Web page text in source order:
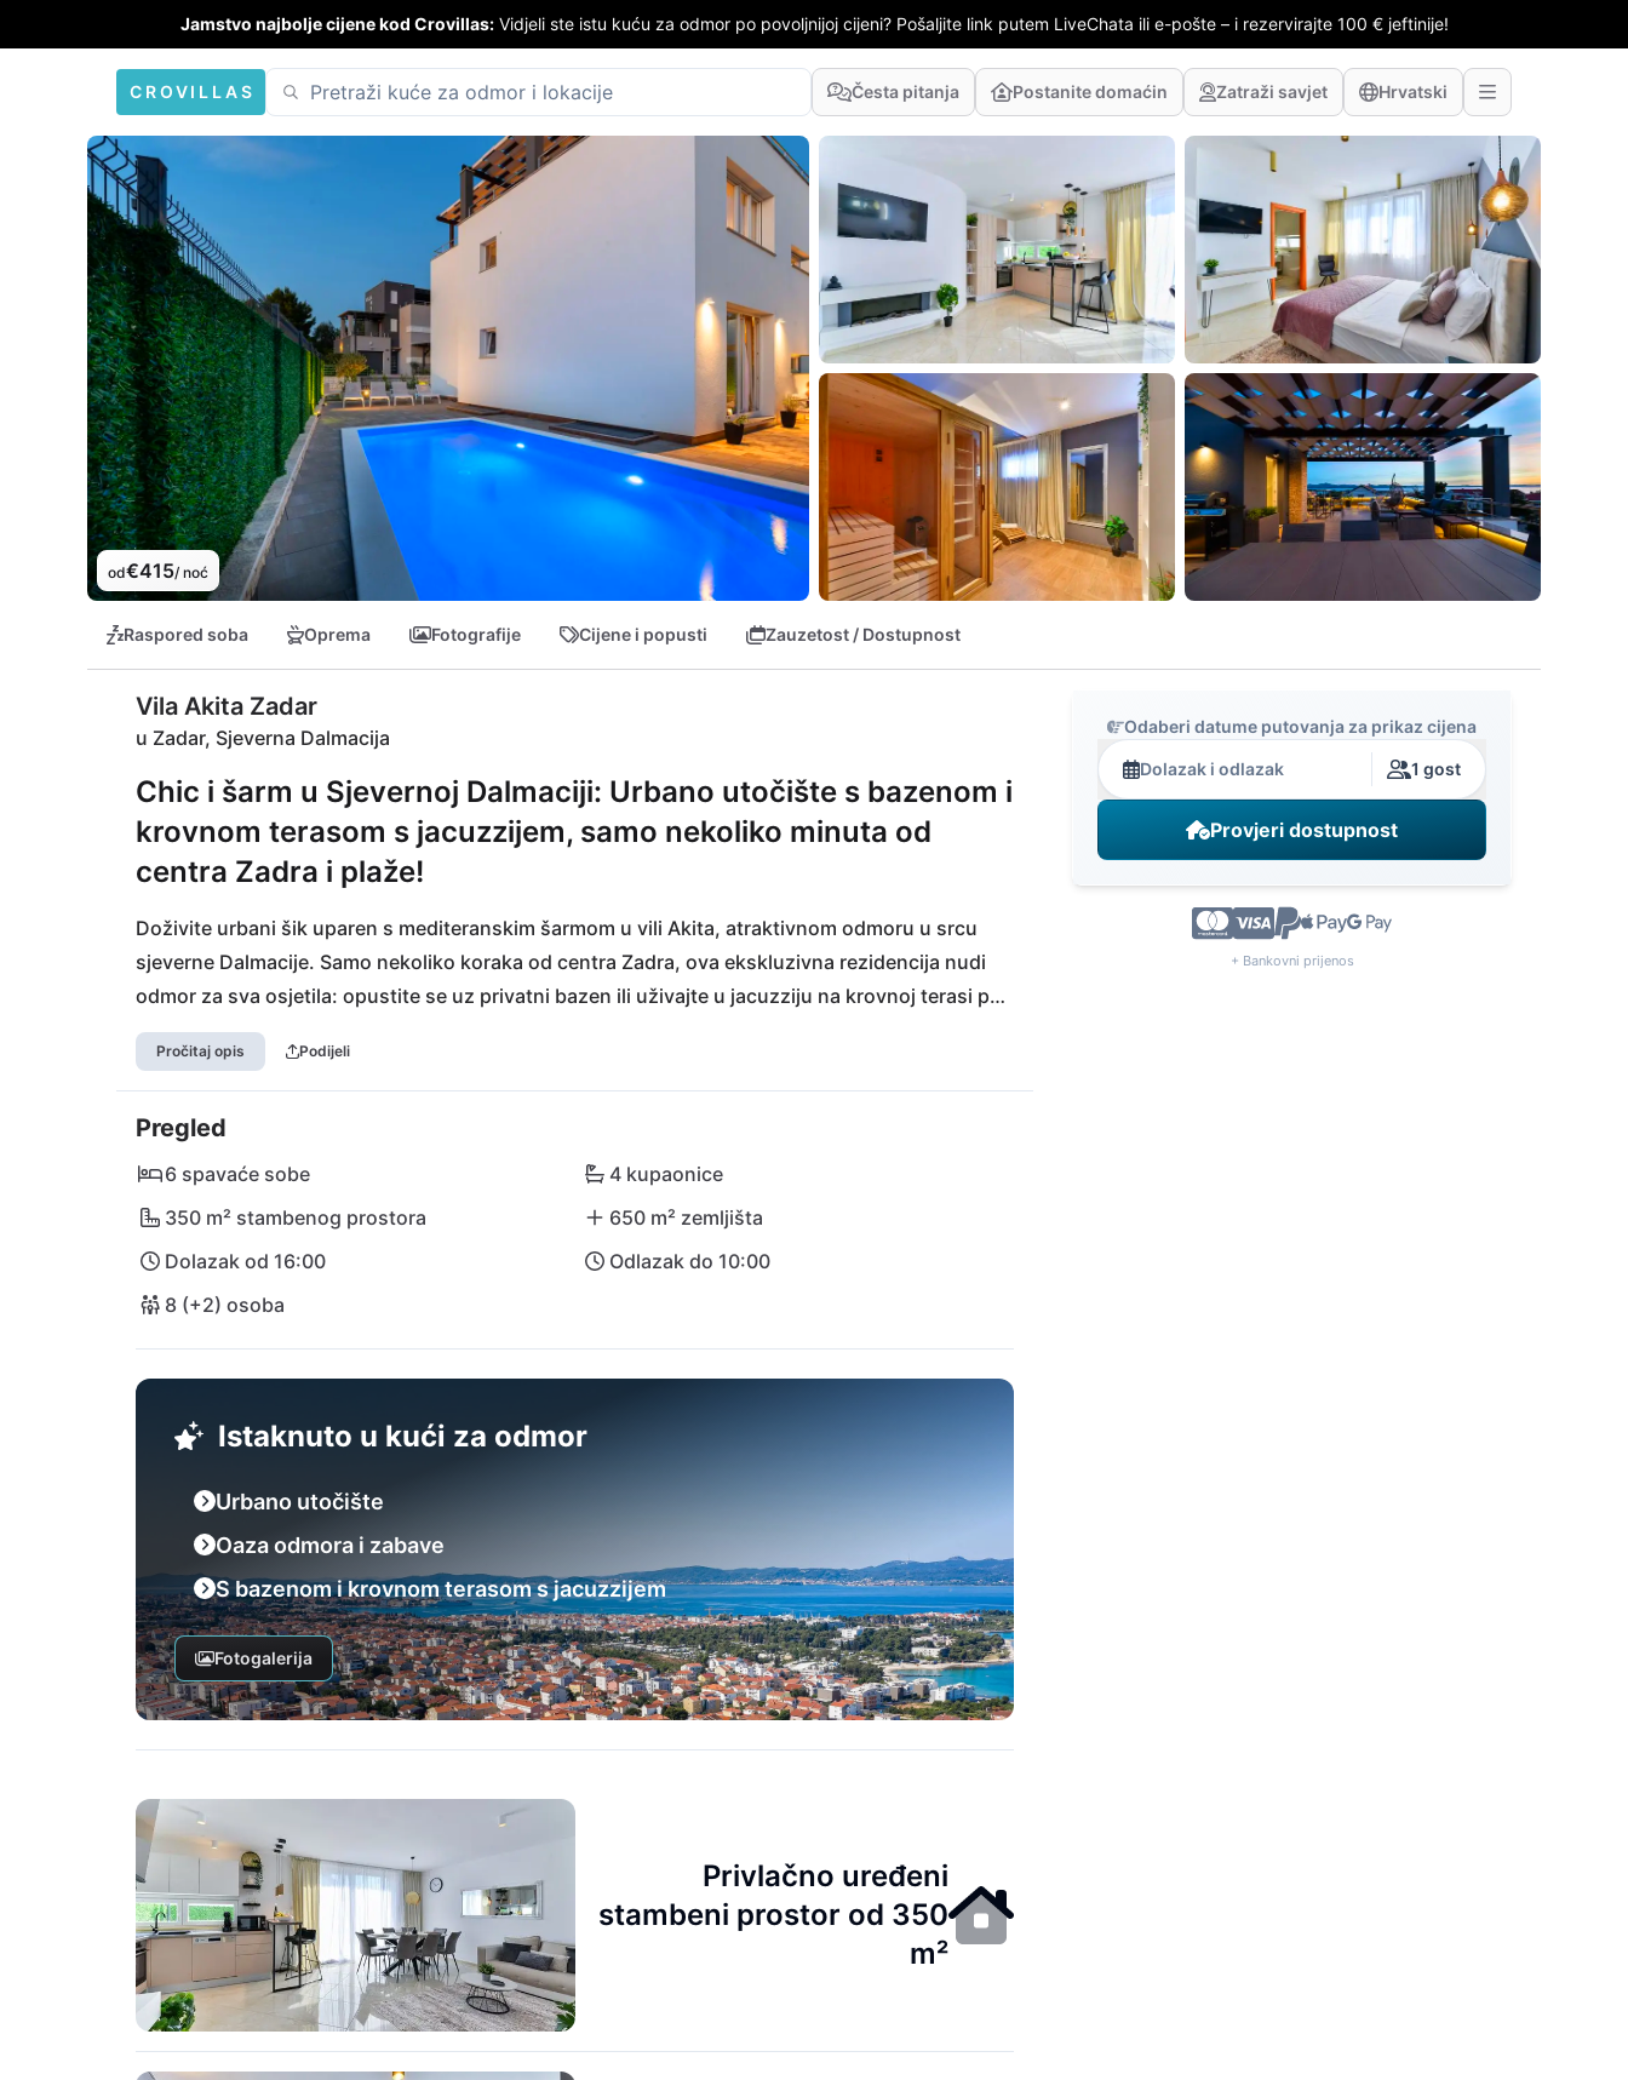
Jamstvo najbolje cijene kod Crovillas: Vidjeli ste istu kuću za odmor po povoljnijoj cijeni? Pošaljite link putem LiveChata ili e-pošte – i rezervirajte 100 € jeftinije!
CROVILLAS Česta pitanja Postanite domaćin Zatraži savjet Hrvatski
od€415/ noć
Raspored soba Oprema Fotografije Cijene i popusti Zauzetost / Dostupnost
Vila Akita Zadar
u Zadar, Sjeverna Dalmacija
Chic i šarm u Sjevernoj Dalmaciji: Urbano utočište s bazenom i
krovnom terasom s jacuzzijem, samo nekoliko minuta od
centra Zadra i plaže!
Doživite urbani šik uparen s mediteranskim šarmom u vili Akita, atraktivnom odmoru u srcu
sjeverne Dalmacije. Samo nekoliko koraka od centra Zadra, ova ekskluzivna rezidencija nudi
odmor za sva osjetila: opustite se uz privatni bazen ili uživajte u jacuzziju na krovnoj terasi pod
sjajnim zvjezdanim nebom. Vila kombinira moderni interijer s oazom opuštanja i zabave -
idealno za opuštanje nakon dana na obližnjoj plaži Borik ili za istraživanje povijesnih ulica
Zadra. Pustite se da vas očara šarm primorskog života i pronađite mir u ovoj izvrsnoj kući za
odmor!
Pročitaj opis Podijeli
Pregled
6 spavaće sobe
4 kupaonice
350 m² stambenog prostora
650 m² zemljišta
Dolazak od 16:00
Odlazak do 10:00
8 (+2) osoba
Istaknuto u kući za odmor
Urbano utočište
Oaza odmora i zabave
S bazenom i krovnom terasom s jacuzzijem
Fotogalerija
Privlačno uređeni
stambeni prostor od 350
m²
Odaberi datume putovanja za prikaz cijena
Dolazak i odlazak 1 gost
Provjeri dostupnost
+ Bankovni prijenos